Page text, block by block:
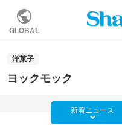
GLOBAL
洋菓子
ヨックモック
新着ニュース